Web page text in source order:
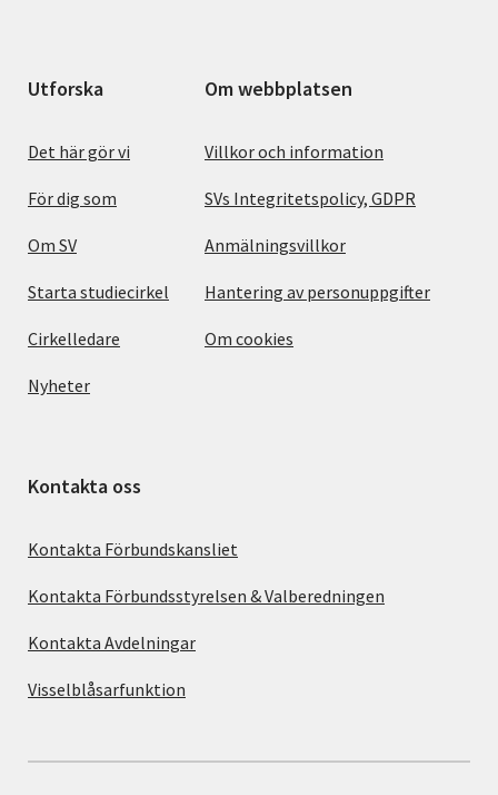
Utforska
Det här gör vi
För dig som
Om SV
Starta studiecirkel
Cirkelledare
Nyheter
Om webbplatsen
Villkor och information
SVs Integritetspolicy, GDPR
Anmälningsvillkor
Hantering av personuppgifter
Om cookies
Kontakta oss
Kontakta Förbundskansliet
Kontakta Förbundsstyrelsen & Valberedningen
Kontakta Avdelningar
Visselblåsarfunktion